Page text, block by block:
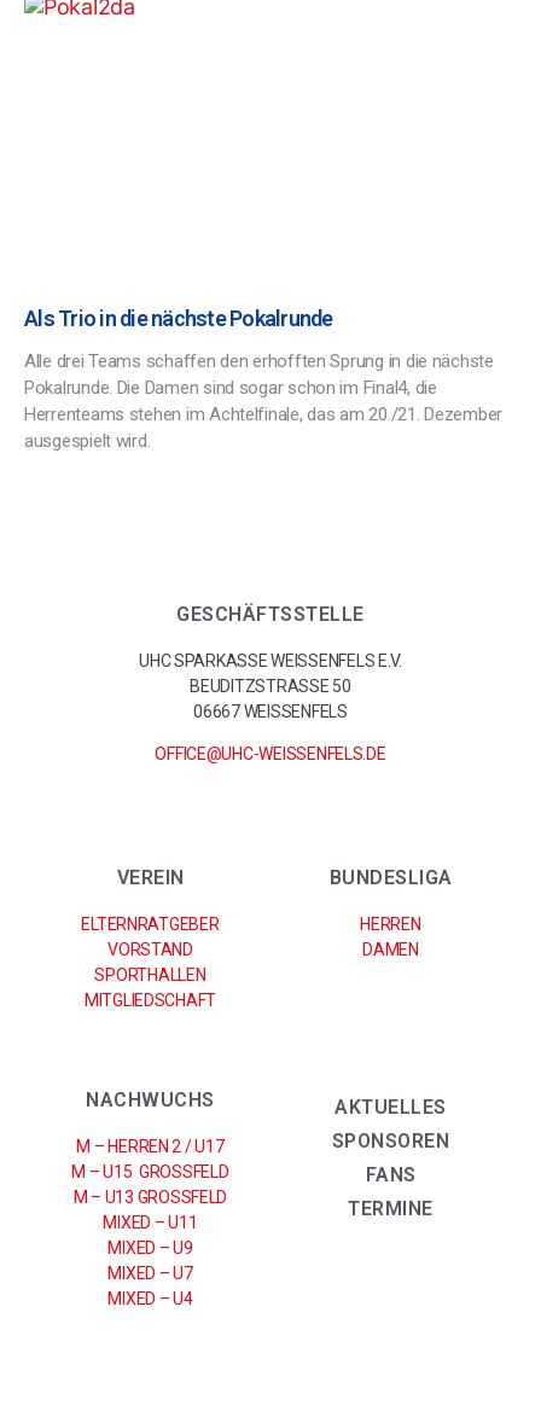
Als Trio in die nächste Pokalrunde
Alle drei Teams schaffen den erhofften Sprung in die nächste
Pokalrunde. Die Damen sind sogar schon im Final4, die
Herrenteams stehen im Achtelfinale, das am 20./21. Dezember
ausgespielt wird.
GESCHÄFTSSTELLE
UHC SPARKASSE WEISSENFELS E.V.
BEUDITZSTRASSE 50
06667 WEISSENFELS
OFFICE@UHC-WEISSENFELS.DE
VEREIN
ELTERNRATGEBER
VORSTAND
SPORTHALLEN
MITGLIEDSCHAFT
BUNDESLIGA
HERREN
DAMEN
NACHWUCHS
M – HERREN 2 / U17
M – U15 GROSSFELD
M – U13 GROSSFELD
MIXED – U11
MIXED – U9
MIXED – U7
MIXED – U4
AKTUELLES
SPONSOREN
FANS
TERMINE